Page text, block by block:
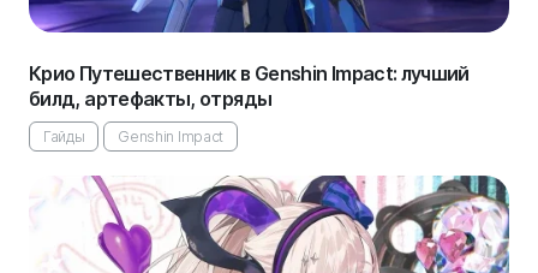
Крио Путешественник в Genshin Impact: лучший
билд, артефакты, отряды
Гайды Genshin Impact